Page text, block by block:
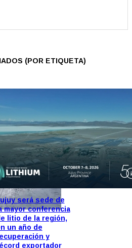
(POR ETIQUETA)
será sede de
mayor conferencia
litio de la región,
un año de
y
exportador